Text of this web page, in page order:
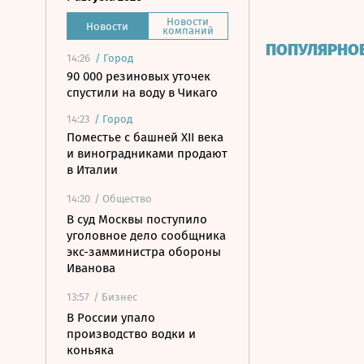
Новости Новости
компаний
14:26 / Город
90 000 резиновых уточек
спустили на воду в Чикаго
14:23 / Город
Поместье с башней XII века
и виноградниками продают
в Италии
14:20 / Общество
В суд Москвы поступило
уголовное дело сообщника
экс-замминистра обороны
Иванова
13:57 / Бизнес
В России упало
производство водки и
коньяка